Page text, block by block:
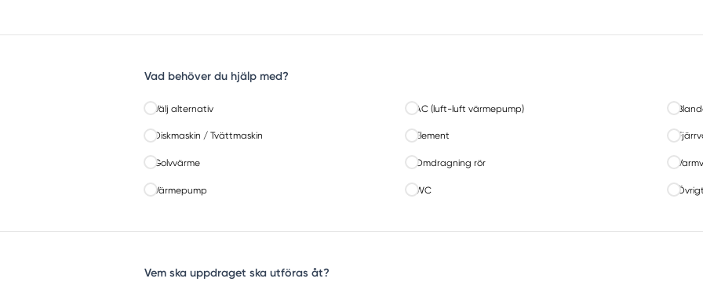
Vad behöver du hjälp med?
Välj alternativ AC (luft-luft värmepump)
Diskmaskin / Tvättmaskin Element
Golvvärme Omdragning rör
Värmepump WC
Vem ska uppdraget ska utföras åt?